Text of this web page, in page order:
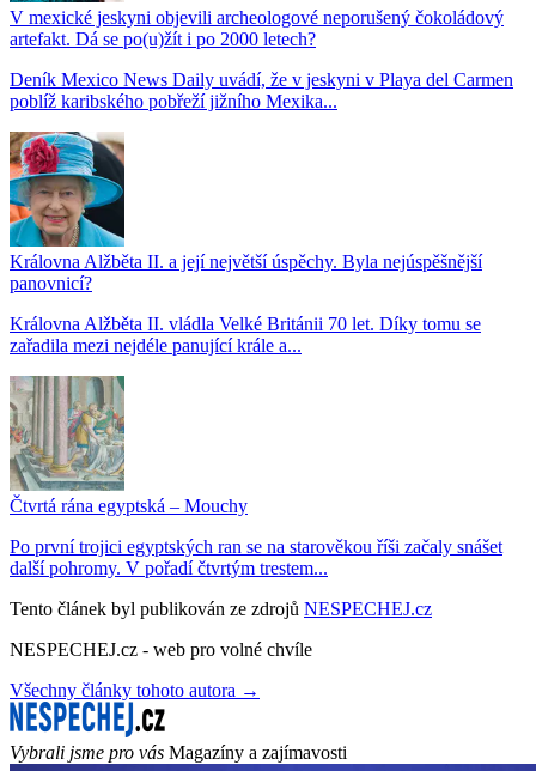
V mexické jeskyni objevili archeologové neporušený čokoládový
artefakt. Dá se po(u)žít i po 2000 letech?
Deník Mexico News Daily uvádí, že v jeskyni v Playa del Carmen
poblíž karibského pobřeží jižního Mexika...
Královna Alžběta II. a její největší úspěchy. Byla nejúspěšnější
panovnicí?
Královna Alžběta II. vládla Velké Británii 70 let. Díky tomu se
zařadila mezi nejdéle panující krále a...
Čtvrtá rána egyptská – Mouchy
Po první trojici egyptských ran se na starověkou říši začaly snášet
další pohromy. V pořadí čtvrtým trestem...
Tento článek byl publikován ze zdrojů NESPECHEJ.cz
NESPECHEJ.cz - web pro volné chvíle
Všechny články tohoto autora →
Vybrali jsme pro vás Magazíny a zajímavosti